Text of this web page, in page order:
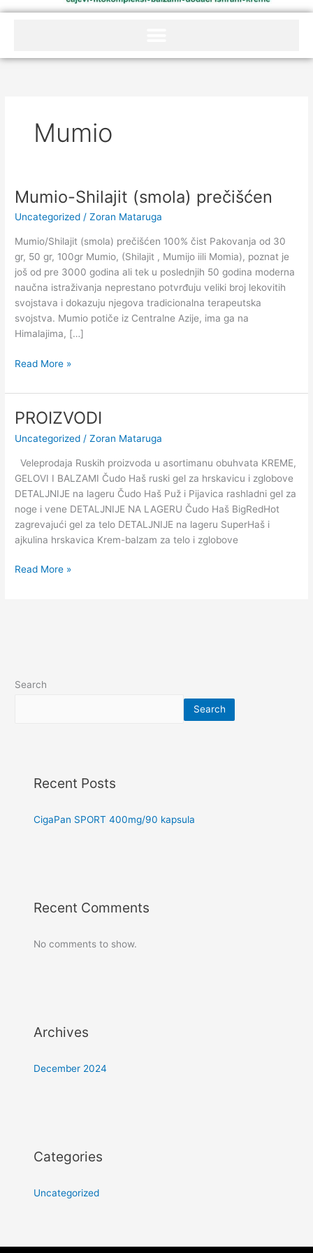
Mumio
Mumio-Shilajit (smola) prečišćen
Uncategorized /Zoran Mataruga
Mumio/Shilajit (smola) prečišćen 100% čist Pakovanja od 30
gr, 50 gr, 100gr Mumio, (Shilajit , Mumijo iili Momia), poznat je
još od pre 3000 godina ali tek u poslednjih 50 godina moderna
naučna istraživanja neprestano potvrđuju veliki broj lekovitih
svojstava i dokazuju njegova tradicionalna terapeutska
svojstva. Mumio potiče iz Centralne Azije, ima ga na
Himalajima, […]
Mumio-
(smola)
prečišćen
Read More »
PROIZVODI
Uncategorized /Zoran Mataruga
Veleprodaja Ruskih proizvoda u asortimanu obuhvata KREME,
GELOVI I BALZAMI Čudo Haš ruski gel za hrskavicu i zglobove
DETALJNIJE na lageru Čudo Haš Puž i Pijavica rashladni gel za
noge i vene DETALJNIJE NA LAGERU Čudo Haš BigRedHot
zagrevajući gel za telo DETALJNIJE na lageru SuperHaš i
ajkulina hrskavica Krem-balzam za telo i zglobove
PROIZVODI
Read More »
Search
Search
Recent Posts
CigaPan SPORT 400mg/90 kapsula
Recent Comments
No comments to show.
Archives
December 2024
Categories
Uncategorized